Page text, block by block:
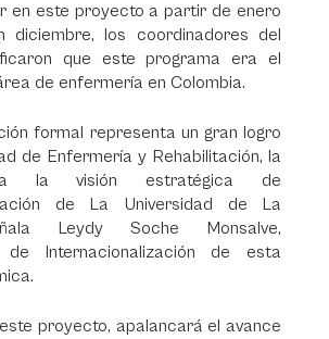
en este proyecto a partir de enero
diciembre, los coordinadores del
que este programa era el
de enfermería en Colombia.
formal representa un gran logro
de Enfermería y Rehabilitación, la
la visión estratégica de
de La Universidad de La
Leydy Soche Monsalve,
de Internacionalización de esta
proyecto, apalancará el avance